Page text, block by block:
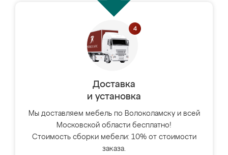
Доставка
и установка
Мы доставляем мебель по Волоколамску и всей
Московской области бесплатно!
Стоимость сборки мебели: 10% от стоимости
заказа.